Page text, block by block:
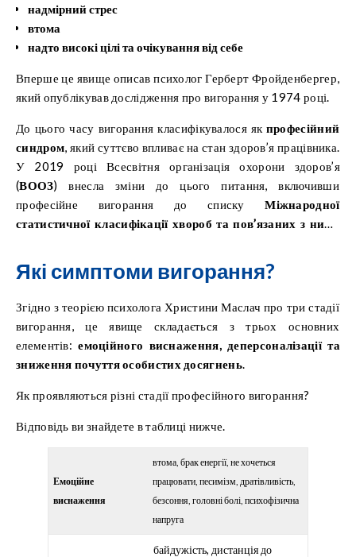
надмірний стрес
втома
надто високі цілі та очікування від себе
Вперше це явище описав психолог Герберт Фройденбергер,
який опублікував дослідження про вигорання у 1974 році.
До цього часу вигорання класифікувалося як професійний
синдром, який суттєво впливає на стан здоров’я працівника.
У 2019 році Всесвітня організація охорони здоров’я
(ВООЗ) внесла зміни до цього питання, включивши
професійне вигорання до спискуМіжнародної
статистичної класифікації хвороб та пов’язаних з ними
Classification of Diseases and Related Health Problems
Новий список набув чинності1 січня 2022 року
Які симптоми вигорання?
Згідно з теорією психолога Христини Маслач про три стадії
вигорання, це явище складається з трьох основних
елементів:емоційного виснаження, деперсоналізації та
зниження почуття особистих досягнень.
Як проявляються різні стадії професійного вигорання?
Відповідь ви знайдете в таблиці нижче.
Емоційне
виснаження
втома, брак енергії, не хочеться
працювати, песимізм, дратівливість,
безсоння, головні болі, психофізична
напруга
байдужість, дистанція до